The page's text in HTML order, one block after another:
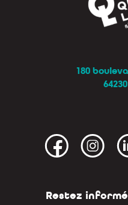
180
Restez